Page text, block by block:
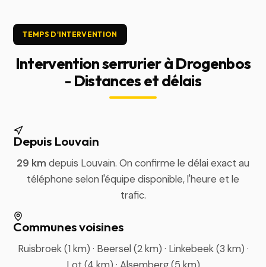
TEMPS D'INTERVENTION
Intervention serrurier à Drogenbos
- Distances et délais
Depuis Louvain
29 km depuis Louvain. On confirme le délai exact au
téléphone selon l'équipe disponible, l'heure et le
trafic.
Communes voisines
Ruisbroek (1 km) · Beersel (2 km) · Linkebeek (3 km) ·